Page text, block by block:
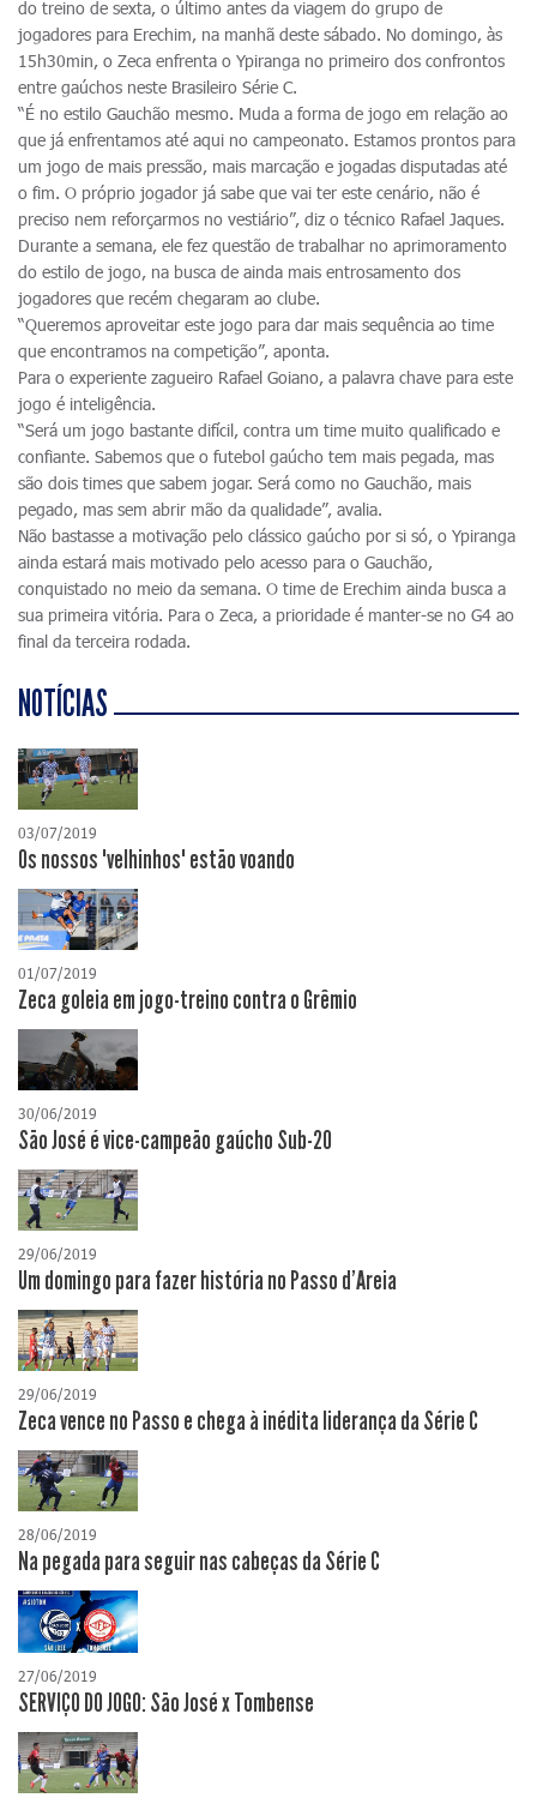
do treino de sexta, o último antes da viagem do grupo de
jogadores para Erechim, na manhã deste sábado. No domingo, às
15h30min, o Zeca enfrenta o Ypiranga no primeiro dos confrontos
entre gaúchos neste Brasileiro Série C.
“É no estilo Gauchão mesmo. Muda a forma de jogo em relação ao
que já enfrentamos até aqui no campeonato. Estamos prontos para
um jogo de mais pressão, mais marcação e jogadas disputadas até
o fim. O próprio jogador já sabe que vai ter este cenário, não é
preciso nem reforçarmos no vestiário”, diz o técnico Rafael Jaques.
Durante a semana, ele fez questão de trabalhar no aprimoramento
do estilo de jogo, na busca de ainda mais entrosamento dos
jogadores que recém chegaram ao clube.
“Queremos aproveitar este jogo para dar mais sequência ao time
que encontramos na competição”, aponta.
Para o experiente zagueiro Rafael Goiano, a palavra chave para este
jogo é inteligência.
“Será um jogo bastante difícil, contra um time muito qualificado e
confiante. Sabemos que o futebol gaúcho tem mais pegada, mas
são dois times que sabem jogar. Será como no Gauchão, mais
pegado, mas sem abrir mão da qualidade”, avalia.
Não bastasse a motivação pelo clássico gaúcho por si só, o Ypiranga
ainda estará mais motivado pelo acesso para o Gauchão,
conquistado no meio da semana. O time de Erechim ainda busca a
sua primeira vitória. Para o Zeca, a prioridade é manter-se no G4 ao
final da terceira rodada.
NOTÍCIAS
03/07/2019
Os nossos "velhinhos" estão voando
01/07/2019
Zeca goleia em jogo-treino contra o Grêmio
30/06/2019
São José é vice-campeão gaúcho Sub-20
29/06/2019
Um domingo para fazer história no Passo d'Areia
29/06/2019
Zeca vence no Passo e chega à inédita liderança da Série C
28/06/2019
Na pegada para seguir nas cabeças da Série C
27/06/2019
SERVIÇO DO JOGO: São José x Tombense